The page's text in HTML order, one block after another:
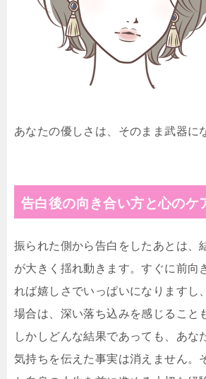
あなたの優しさは、そのまま武器に
告白後の向き合い方と心のケ
振られた側から告白をしたあとは、
が大きく揺れ動きます。すぐに前向
れば嬉しさでいっぱいになりますし
場合は、深い落ち込みを感じること
しかしどんな結果であっても、あな
気持ちを伝えた事実は消えません。